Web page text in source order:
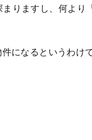
りますし、何よ
になるというわけで